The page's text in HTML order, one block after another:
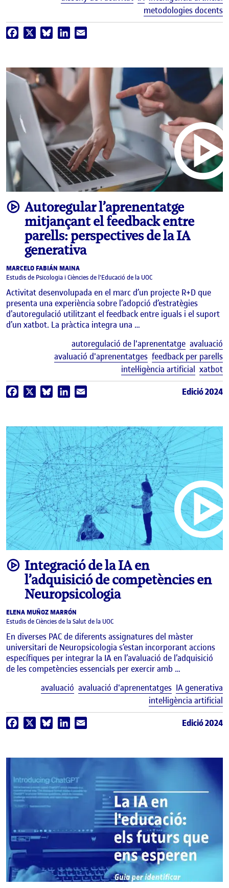
metodologies docents
Facebook BlueskyLinkedIn
videoAutoregular l’aprenentatge
mitjançant el feedback entre
parells: perspectives de la IA
generativa
MARCELO FABIÁN MAINA
Estudis de Psicologia i Ciències de l'Educació de la UOC
Activitat desenvolupada en el marc d’un projecte R+D que
presenta una experiència sobre l’adopció d’estratègies
d’autoregulació utilitzant el feedback entre iguals i el suport
d’un xatbot. La pràctica integra una …
autoregulació de l'aprenentatge avaluació
avaluació d'aprenentatges feedback per parells
intel·ligència artificial xatbot
Facebook BlueskyLinkedIn Edició 2024
videoIntegració de la IA en
l’adquisició de competències en
Neuropsicologia
ELENA MUÑOZ MARRÓN
Estudis de Ciències de la Salut de la UOC
En diverses PAC de diferents assignatures del màster
universitari de Neuropsicologia s’estan incorporant accions
específiques per integrar la IA en l’avaluació de l’adquisició
de les competències essencials per exercir amb …
avaluació avaluació d'aprenentatges IA generativa
intel·ligència artificial
Facebook BlueskyLinkedIn Edició 2024